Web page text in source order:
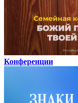
Конференции